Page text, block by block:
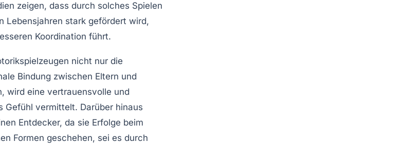
zeigen, dass durch solches Spielen
Lebensjahren stark gefördert wird,
Koordination führt.
nicht nur die
Bindung zwischen Eltern und
wird eine vertrauensvolle und
Gefühl vermittelt. Darüber hinaus
Entdecker, da sie Erfolge beim
Formen geschehen, sei es durch